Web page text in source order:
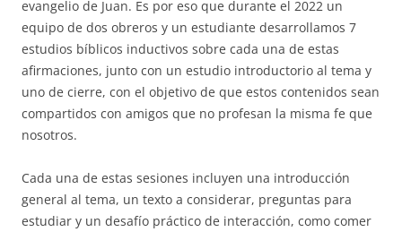
evangelio de Juan. Es por eso que durante el 2022 un
equipo de dos obreros y un estudiante desarrollamos 7
estudios bíblicos inductivos sobre cada una de estas
afirmaciones, junto con un estudio introductorio al tema y
uno de cierre, con el objetivo de que estos contenidos sean
compartidos con amigos que no profesan la misma fe que
nosotros.
Cada una de estas sesiones incluyen una introducción
general al tema, un texto a considerar, preguntas para
estudiar y un desafío práctico de interacción, como comer